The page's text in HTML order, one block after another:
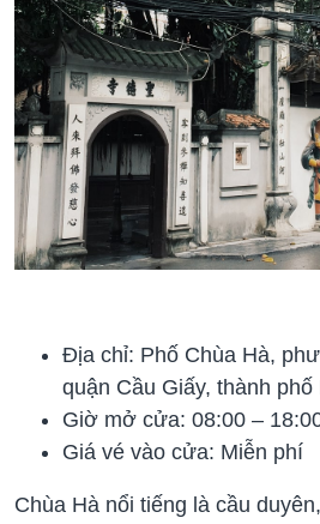
Địa chỉ: Phố Chùa Hà,
quận Cầu Giấy, thành phố
Giờ mở cửa: 08:00 –
Giá vé vào cửa: Miễn phí
Chùa Hà nổi tiếng là cầu